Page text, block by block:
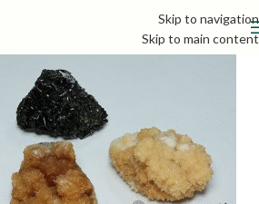
Skip to navigation
Skip to main content